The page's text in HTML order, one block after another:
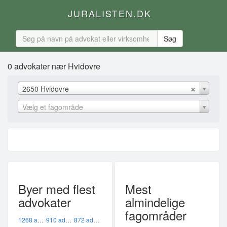
JURALISTEN.DK
0 advokater nær Hvidovre
2650 Hvidovre
Vælg et fagområde
Byer med flest
advokater
1268 advokater i København K 910 advokater i København V
872 advokater i København Ø
Mest
almindelige
fagområder